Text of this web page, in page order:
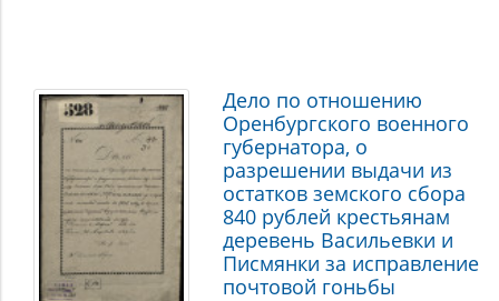
Дело по отношению
Оренбургского военного
губернатора, о
разрешении выдачи из
остатков земского сбора
840 рублей крестьянам
деревень Васильевки и
Писмянки за исправление
почтовой гоньбы